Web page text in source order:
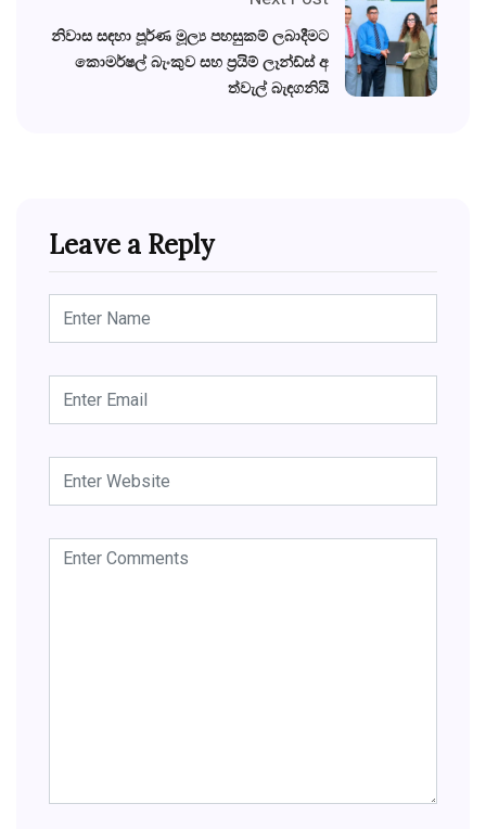
නිවාස සඳහා පූර්ණ මූල්‍ය පහසුකම් ලබාදීමට
කොමර්ෂල් බැංකුව සහ ප්‍රයිම් ලෑන්ඩ්ස් අ
ත්වැල් බැඳගනියි
Leave a Reply